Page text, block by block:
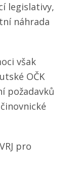
legislativy,
náhrada
však
OČK
požadavků
pro